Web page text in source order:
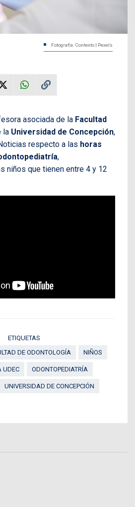
Fotografía: Contexto | Pexels
asociada de la Facultad
la Universidad de Concepción,
respecto a las horas
,
niños que tienen entre 4 y 12
ETIQUETAS
DE ODONTOLOGÍA NIÑOS
UDEC ODONTOPEDIATRÍA
UNIVERSIDAD DE CONCEPCIÓN